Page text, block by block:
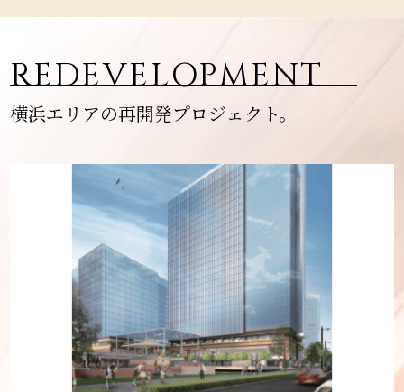
REDEVELOPMENT
横浜エリアの再開発プロジェクト。